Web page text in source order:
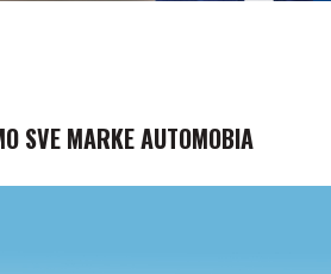
SVE MARKE AUTOMOBIA